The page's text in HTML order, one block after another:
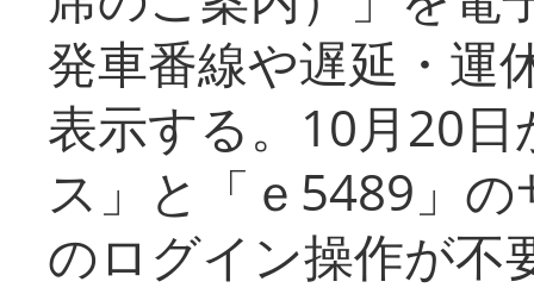
発車番線や遅延・運
表示する。10月20
ス」と「ｅ5489」
のログイン操作が不